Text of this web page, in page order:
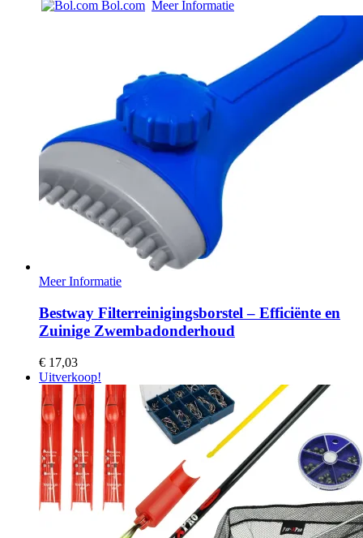
Bol.com Meer Informatie
Meer Informatie
Bestway Filterreinigingsborstel – Efficiënte en
Zuinige Zwembadonderhoud
€ 17,03
Uitverkoop!